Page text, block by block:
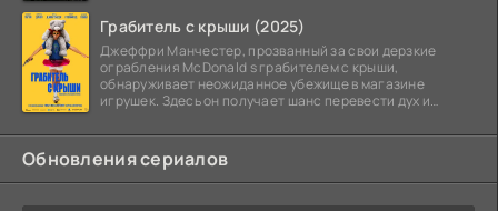
Грабитель с крыши (2025)
Джеффри Манчестер, прозванный за свои дерзкие
ограбления McDonald s грабителем с крыши,
обнаруживает неожиданное убежище в магазине
игрушек. Здесь он получает шанс перевести дух и
Обновления сериалов